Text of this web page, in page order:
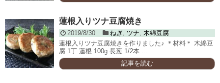
蓮根入りツナ豆腐焼き
2019/8/30 ねぎ, ツナ
木綿豆腐
蓮根入りツナ豆腐焼きを作りました♪ ＊材料＊ 木綿豆
腐 1丁 蓮根 100g 長葱 1/2本 ...
記事を読む